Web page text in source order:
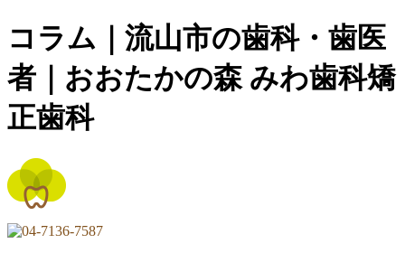
コラム｜流山市の歯科・歯医
者｜おおたかの森 みわ歯科矯
正歯科